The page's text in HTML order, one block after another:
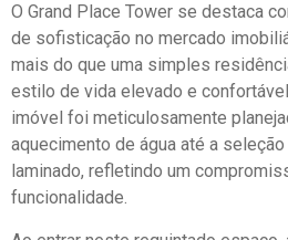
O Grand Place Tower se destaca
de sofisticação no mercado
mais do que uma simples
estilo de vida elevado e
imóvel foi meticulosamente
aquecimento de água até a
laminado, refletindo um
funcionalidade.